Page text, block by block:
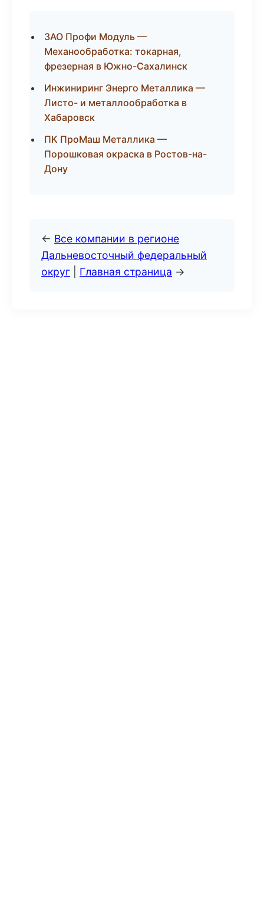
ЗАО Профи Модуль —
Механообработка: токарная,
фрезерная в Южно-Сахалинск
Инжиниринг Энерго Металлика —
Листо- и металлообработка в
Хабаровск
ПК ПроМаш Металлика —
Порошковая окраска в Ростов-на-
Дону
← Все компании в регионе
Дальневосточный федеральный
округ
Главная страница →